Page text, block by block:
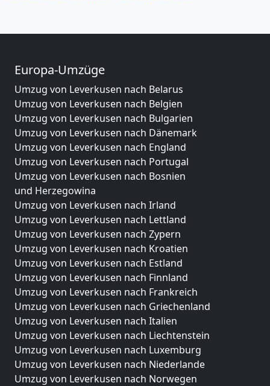
Europa-Umzüge
Umzug von Leverkusen nach Belarus
Umzug von Leverkusen nach Belgien
Umzug von Leverkusen nach Bulgarien
Umzug von Leverkusen nach Dänemark
Umzug von Leverkusen nach England
Umzug von Leverkusen nach Portugal
Umzug von Leverkusen nach Bosnien
und Herzegowina
Umzug von Leverkusen nach Irland
Umzug von Leverkusen nach Lettland
Umzug von Leverkusen nach Zypern
Umzug von Leverkusen nach Kroatien
Umzug von Leverkusen nach Estland
Umzug von Leverkusen nach Finnland
Umzug von Leverkusen nach Frankreich
Umzug von Leverkusen nach Griechenland
Umzug von Leverkusen nach Italien
Umzug von Leverkusen nach Liechtenstein
Umzug von Leverkusen nach Luxemburg
Umzug von Leverkusen nach Niederlande
Umzug von Leverkusen nach Norwegen